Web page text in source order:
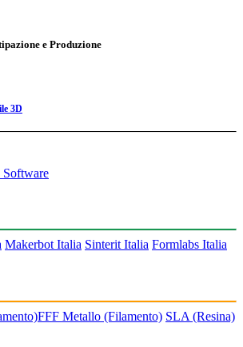
e Produzione
3D
Software
Makerbot Italia Sinterit Italia Formlabs Italia
FFF Metallo (Filamento) SLA (Resina)